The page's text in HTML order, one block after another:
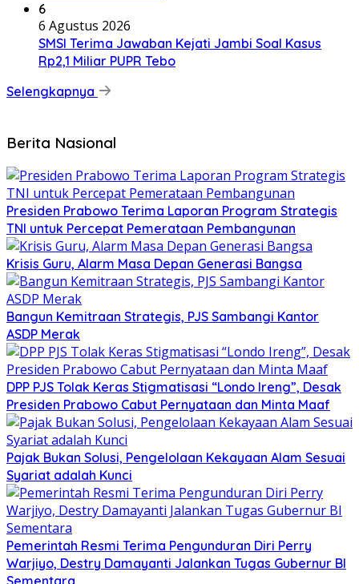
6
6 Agustus 2026
SMSI Terima Jawaban Kejati Jambi Soal Kasus
Rp2,1 Miliar PUPR Tebo
Selengkapnya
Berita Nasional
Presiden Prabowo Terima Laporan Program Strategis
TNI untuk Percepat Pemerataan Pembangunan
Krisis Guru, Alarm Masa Depan Generasi Bangsa
Bangun Kemitraan Strategis, PJS Sambangi Kantor
ASDP Merak
DPP PJS Tolak Keras Stigmatisasi “Londo Ireng”, Desak
Presiden Prabowo Cabut Pernyataan dan Minta Maaf
Pajak Bukan Solusi, Pengelolaan Kekayaan Alam Sesuai
Syariat adalah Kunci
Pemerintah Resmi Terima Pengunduran Diri Perry
Warjiyo, Destry Damayanti Jalankan Tugas Gubernur BI